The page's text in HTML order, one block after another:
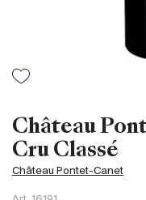
USA
Libanon
Neuseeland
Portugal
Château
Cru Classé
Château Pontet-Canet